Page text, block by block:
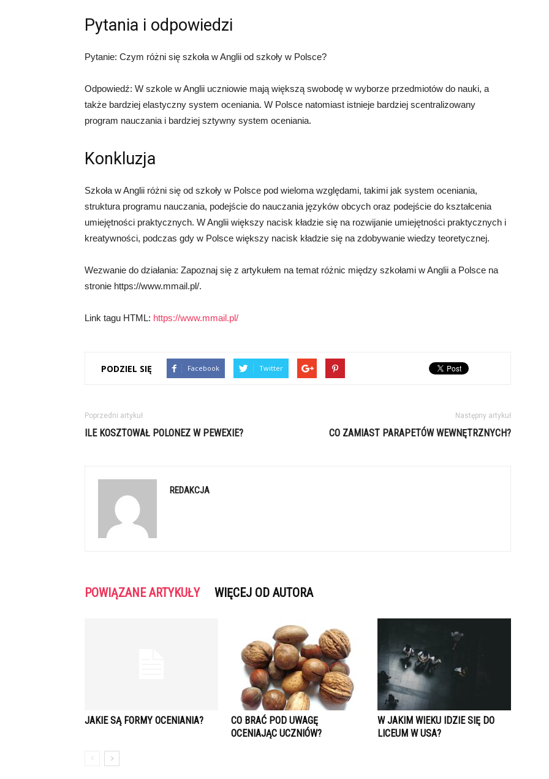
Pytania i odpowiedzi
Pytanie: Czym różni się szkoła w Anglii od szkoły w Polsce?
Odpowiedź: W szkole w Anglii uczniowie mają większą swobodę w wyborze przedmiotów do nauki, a
także bardziej elastyczny system oceniania. W Polsce natomiast istnieje bardziej scentralizowany
program nauczania i bardziej sztywny system oceniania.
Konkluzja
Szkoła w Anglii różni się od szkoły w Polsce pod wieloma względami, takimi jak system oceniania,
struktura programu nauczania, podejście do nauczania języków obcych oraz podejście do kształcenia
umiejętności praktycznych. W Anglii większy nacisk kładzie się na rozwijanie umiejętności praktycznych i
kreatywności, podczas gdy w Polsce większy nacisk kładzie się na zdobywanie wiedzy teoretycznej.
Wezwanie do działania: Zapoznaj się z artykułem na temat różnic między szkołami w Anglii a Polsce na
stronie https://www.mmail.pl/.
Link tagu HTML: https://www.mmail.pl/
PODZIEL SIĘ Facebook Twitter
Poprzedni artykuł
ILE KOSZTOWAŁ POLONEZ W PEWEXIE?
Następny artykuł
CO ZAMIAST PARAPETÓW WEWNĘTRZNYCH?
REDAKCJA
POWIĄZANE ARTYKUŁY WIĘCEJ OD AUTORA
JAKIE SĄ FORMY OCENIANIA?
CO BRAĆ POD UWAGĘ
OCENIAJĄC UCZNIÓW?
W JAKIM WIEKU IDZIE SIĘ DO
LICEUM W USA?